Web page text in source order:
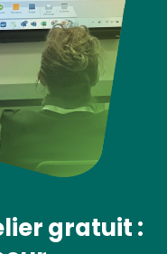
gratuit :